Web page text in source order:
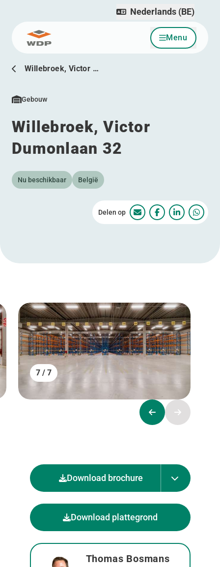
Ga naar inhoud Menu
Nederlands (BE)
Willebroek, Victor …
Gebouw
Willebroek, Victor
Dumonlaan 32
Nu beschikbaar België
Delen op Willebroek, Victor
Willebroek,
7 / 7
Download brochure
Download plattegrond
Thomas Bosmans